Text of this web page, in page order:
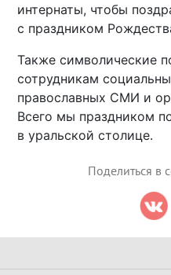
интернаты, чтобы
с праздником
Также символические
сотрудникам
православных СМИ и
Всего мы праздником
в уральской столице.
Поделиться в